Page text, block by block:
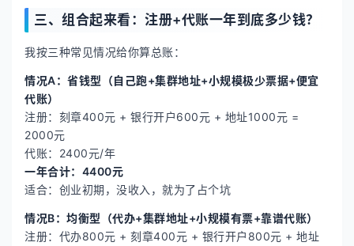
三、组合起来看：注册+代账一年到底多少钱？
我按三种常见情况给你算总账：
情况A：省钱型（自己跑+集群地址+小规模极少票据+便宜
代账）
注册：刻章400元 + 银行开户600元 + 地址1000元 =
2000元
代账：2400元/年
一年合计：4400元
适合：创业初期，没收入，就为了占个坑
情况B：均衡型（代办+集群地址+小规模有票+靠谱代账）
注册：代办800元 + 刻章400元 + 银行开户800元 + 地址